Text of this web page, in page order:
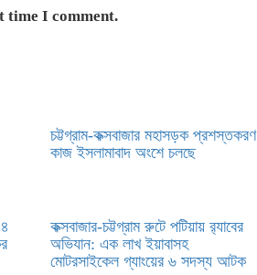
time I comment.
চট্টগ্রাম-কক্সবাজার মহাসড়ক প্রশস্তকরণ
কাজ ইসলামাবাদ অংশে চলছে
কক্সবাজার-চট্টগ্রাম রুটে পটিয়ায় র‍্যাবের
অভিযান: এক লাখ ইয়াবাসহ
মোটরসাইকেল গ্যাংয়ের ৬ সদস্য আটক